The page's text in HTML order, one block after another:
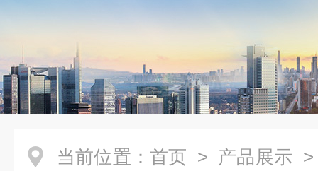
当前位置： 首页 > 产品展示